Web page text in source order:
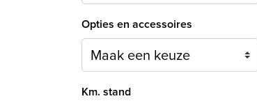
Opties en accessoires
Maak een keuze
Km. stand